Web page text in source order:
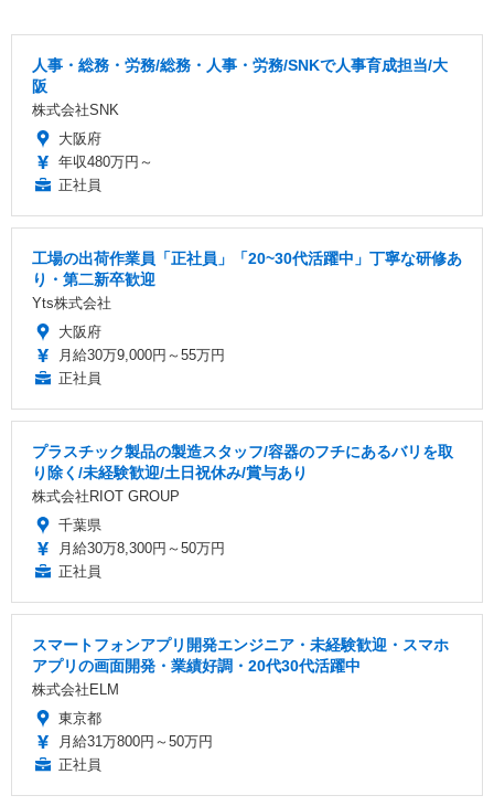
人事・総務・労務/総務・人事・労務/SNKで人事育成担当/大
阪
株式会社SNK
大阪府
年収480万円～
正社員
工場の出荷作業員「正社員」「20~30代活躍中」丁寧な研修あ
り・第二新卒歓迎
Yts株式会社
大阪府
月給30万9,000円～55万円
正社員
プラスチック製品の製造スタッフ/容器のフチにあるバリを取
り除く/未経験歓迎/土日祝休み/賞与あり
株式会社RIOT GROUP
千葉県
月給30万8,300円～50万円
正社員
スマートフォンアプリ開発エンジニア・未経験歓迎・スマホ
アプリの画面開発・業績好調・20代30代活躍中
株式会社ELM
東京都
月給31万800円～50万円
正社員